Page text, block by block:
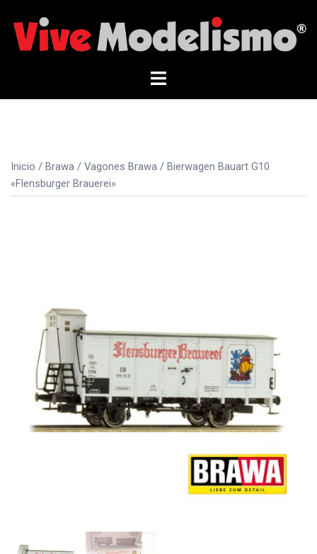
contenido
Alternar
Inicio / Brawa / Vagones Brawa / Bierwagen Bauart G10
«Flensburger Brauerei»